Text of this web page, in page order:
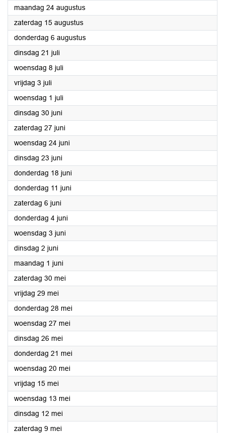
maandag 24 augustus2026
zaterdag 15 augustus2026
donderdag 6 augustus2026
dinsdag 21 juli2026
woensdag 8 juli2026
vrijdag 3 juli2026
woensdag 1 juli2026
dinsdag 30 juni2026
zaterdag 27 juni2026
woensdag 24 juni2026
dinsdag 23 juni2026
donderdag 18 juni2026
donderdag 11 juni2026
zaterdag 6 juni2026
donderdag 4 juni2026
woensdag 3 juni2026
dinsdag 2 juni2026
maandag 1 juni2026
zaterdag 30 mei2026
vrijdag 29 mei2026
donderdag 28 mei2026
woensdag 27 mei2026
dinsdag 26 mei2026
donderdag 21 mei2026
woensdag 20 mei2026
vrijdag 15 mei2026
woensdag 13 mei2026
dinsdag 12 mei2026
zaterdag 9 mei2026